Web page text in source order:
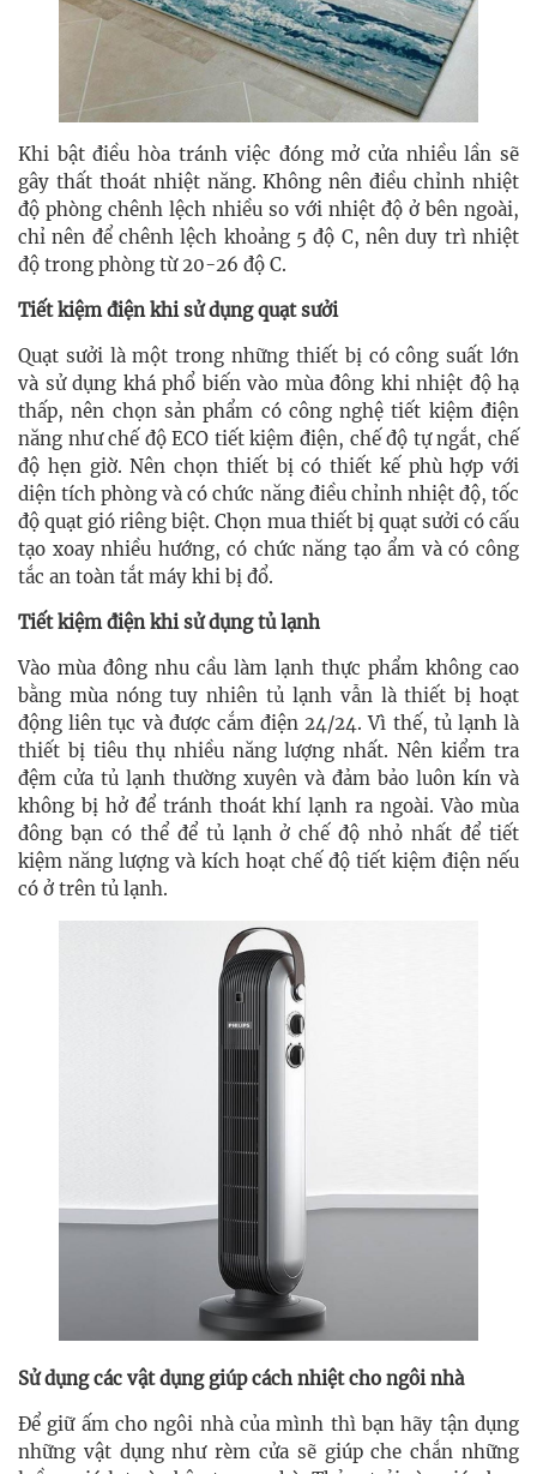
Khi bật điều hòa tránh việc đóng mở cửa nhiều lần sẽ
gây thất thoát nhiệt năng. Không nên điều chỉnh nhiệt
độ phòng chênh lệch nhiều so với nhiệt độ ở bên ngoài,
chỉ nên để chênh lệch khoảng 5 độ C, nên duy trì nhiệt
độ trong phòng từ 20-26 độ C.
Tiết kiệm điện khi sử dụng quạt sưởi
Quạt sưởi là một trong những thiết bị có công suất lớn
và sử dụng khá phổ biến vào mùa đông khi nhiệt độ hạ
thấp, nên chọn sản phẩm có công nghệ tiết kiệm điện
năng như chế độ ECO tiết kiệm điện, chế độ tự ngắt, chế
độ hẹn giờ. Nên chọn thiết bị có thiết kế phù hợp với
diện tích phòng và có chức năng điều chỉnh nhiệt độ, tốc
độ quạt gió riêng biệt. Chọn mua thiết bị quạt sưởi có cấu
tạo xoay nhiều hướng, có chức năng tạo ẩm và có công
tắc an toàn tắt máy khi bị đổ.
Tiết kiệm điện khi sử dụng tủ lạnh
Vào mùa đông nhu cầu làm lạnh thực phẩm không cao
bằng mùa nóng tuy nhiên tủ lạnh vẫn là thiết bị hoạt
động liên tục và được cắm điện 24/24. Vì thế, tủ lạnh là
thiết bị tiêu thụ nhiều năng lượng nhất. Nên kiểm tra
đệm cửa tủ lạnh thường xuyên và đảm bảo luôn kín và
không bị hở để tránh thoát khí lạnh ra ngoài. Vào mùa
đông bạn có thể để tủ lạnh ở chế độ nhỏ nhất để tiết
kiệm năng lượng và kích hoạt chế độ tiết kiệm điện nếu
có ở trên tủ lạnh.
Sử dụng các vật dụng giúp cách nhiệt cho ngôi nhà
Để giữ ấm cho ngôi nhà của mình thì bạn hãy tận dụng
những vật dụng như rèm cửa sẽ giúp che chắn những